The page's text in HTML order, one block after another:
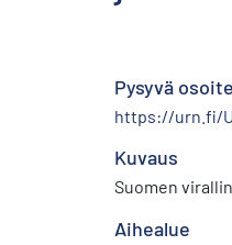
Pysyvä osoite
https://urn.fi/
Kuvaus
Suomen
Aihealue